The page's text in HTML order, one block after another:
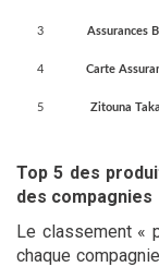
3 Assurances
4 Carte
5 Zitouna
Top 5 des
des compagnies
Le classement «
chaque